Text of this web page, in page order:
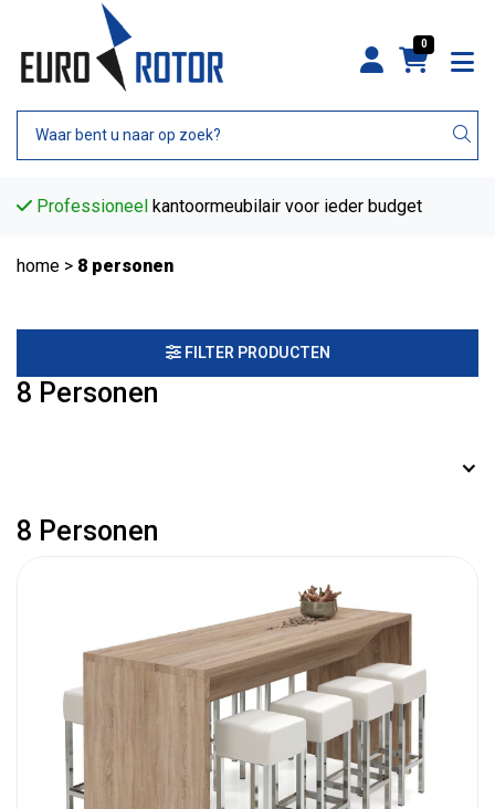
0
Professioneel kantoormeubilair voor ieder budget
home > 8 personen
FILTER PRODUCTEN
8 Personen
8 Personen